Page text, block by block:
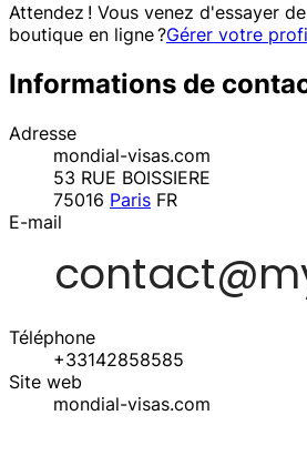
Attendez ! Vous venez d'essayer
boutique en ligne ?Gérer votre
Informations de
Adresse
mondial-visas.com
53 RUE BOISSIERE
75016 Paris FR
E-mail
Téléphone
+33142858585
Site web
mondial-visas.com